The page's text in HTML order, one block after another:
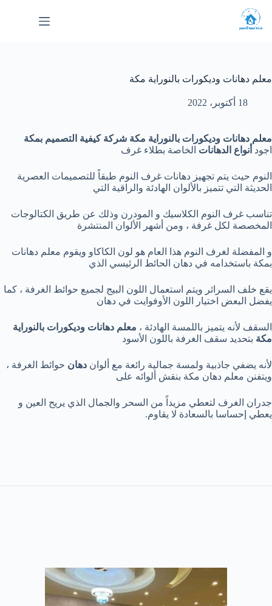
إلى
المحتوى
معلم دهانات وديكورات بالنوراية مكة
18 أكتوبر، 2022
معلم دهانات وديكورات بالنوراية مكة شركة كيفية التصميم بمكة
اجود أنواع الدهانات الخاصة بطلاء غرف
النوم حيث يتم تجهيز دهانات غرف النوم طبقاً للتصميمات العصرية
الحديثة التي تتميز بالألوان الهادئة والراقية التي
تناسب غرف النوم الكلاسيك و المودرن وذلك عن طريق الكتالوجات
المخصصة لكل غرفة ، ومن أشهر الألوان المنتشرة
و المفضلة لغرف النوم هذا العام هو لون الكاكاو ويقوم معلم دهانات
بمكة باستخدامه في دهان الحائط الرئيسي الذي
يقع خلف السرائر ويتم استعمال اللون البيج لجميع حوائط الغرفة ، كما
يفضل البعض اختيار اللون الأوفوايت في دهان
السقف لأنه يتميز باللمسة الهادئة ، معلم دهانات وديكورات بالنوراية
مكة بتحديد سقف الغرفة باللون الأسود
لأنه يضفي جاذبية ولمسة جمالية رائعة مع ألوان دهان حوائط الغرفة ،
ويتفنن معلم دهان مكة بنقش ألوائه على
جدران الغرف لتعطي مزيداً من السحر والجمال الذي يريح العين و
يعطي إحساسا بالسعادة لا يقاوم.